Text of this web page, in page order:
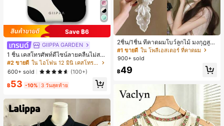
Save ฿6
GIIPPA GARDEN
1 ชิ้น เคสโทรศัพท์ดีไซน์ลายคลื่นไม่สม
มาตรสำหรับ Phone 17 Pro Max, เหม
าะสำหรับ Phone 16 Pro Max, 15 Pro
Max, 14 Pro Max, เคสโทรศัพท์สไตล์เ
กาหลีและน่าสนใจ, เข้ากันได้กับ 11/12/
13/14/15/16 Pro Max Plus, ดีไซน์หรู
ขวัญในอุดมคติสำหรับคริสต์มาส, วันว
าเลนไทน์, อีสเตอร์, ฤดูแต่งงานและวันเ
กิดสำหรับแฟนสาว
#2 ขายดี
ใน ไอโฟน 12 มินิ เคสโทรศัพท์แฟชั่น
600+ sold
(100+)
฿53 -10% 3 วันสุดท้าย
2ชิ้น/1ชิ้น ที่คาดผมโบว์ลูกไม้ มงกุฎสูง
แถบกว้าง สีดำ สีขาว สำหรับใส่ประจำ
วัน กิ๊บติดผม ยางรัดผม (ลายปักดอกไม้
#1 ขายดี ใน โพลีเอสเตอร์ ที่คาดผม
900+ sold
฿49